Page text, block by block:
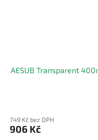
AESUB Transparent
749 Kč bez DPH
906 Kč